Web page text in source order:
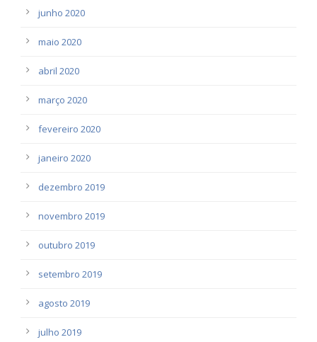
junho 2020
maio 2020
abril 2020
março 2020
fevereiro 2020
janeiro 2020
dezembro 2019
novembro 2019
outubro 2019
setembro 2019
agosto 2019
julho 2019